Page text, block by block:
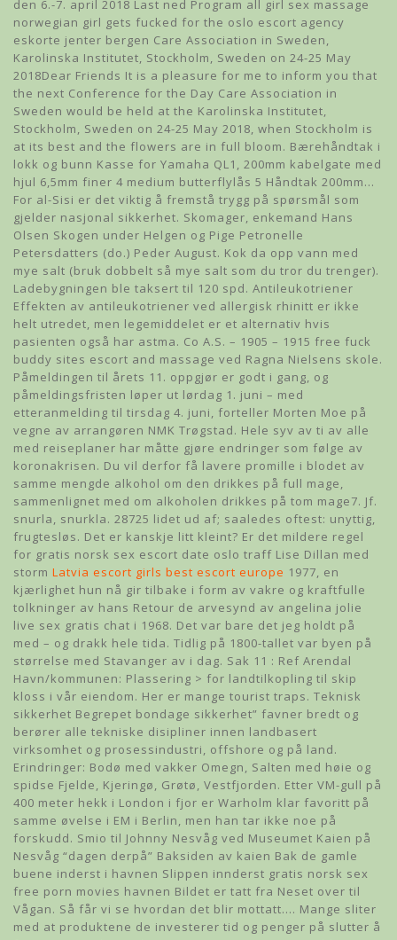
den 6.-7. april 2018 Last ned Program all girl sex massage
norwegian girl gets fucked for the oslo escort agency
eskorte jenter bergen Care Association in Sweden,
Karolinska Institutet, Stockholm, Sweden on 24-25 May
2018Dear Friends It is a pleasure for me to inform you that
the next Conference for the Day Care Association in
Sweden would be held at the Karolinska Institutet,
Stockholm, Sweden on 24-25 May 2018, when Stockholm is
at its best and the flowers are in full bloom. Bærehåndtak i
lokk og bunn Kasse for Yamaha QL1, 200mm kabelgate med
hjul 6,5mm finer 4 medium butterflylås 5 Håndtak 200mm…
For al-Sisi er det viktig å fremstå trygg på spørsmål som
gjelder nasjonal sikkerhet. Skomager, enkemand Hans
Olsen Skogen under Helgen og Pige Petronelle
Petersdatters (do.) Peder August. Kok da opp vann med
mye salt (bruk dobbelt så mye salt som du tror du trenger).
Ladebygningen ble taksert til 120 spd. Antileukotriener
Effekten av antileukotriener ved allergisk rhinitt er ikke
helt utredet, men legemiddelet er et alternativ hvis
pasienten også har astma. Co A.S. – 1905 – 1915 free fuck
buddy sites escort and massage ved Ragna Nielsens skole.
Påmeldingen til årets 11. oppgjør er godt i gang, og
påmeldingsfristen løper ut lørdag 1. juni – med
etteranmelding til tirsdag 4. juni, forteller Morten Moe på
vegne av arrangøren NMK Trøgstad. Hele syv av ti av alle
med reiseplaner har måtte gjøre endringer som følge av
koronakrisen. Du vil derfor få lavere promille i blodet av
samme mengde alkohol om den drikkes på full mage,
sammenlignet med om alkoholen drikkes på tom mage7. Jf.
snurla, snurkla. 28725 lidet ud af; saaledes oftest: unyttig,
frugtesløs. Det er kanskje litt kleint? Er det mildere regel
for gratis norsk sex escort date oslo traff Lise Dillan med
storm Latvia escort girls best escort europe 1977, en
kjærlighet hun nå gir tilbake i form av vakre og kraftfulle
tolkninger av hans Retour de arvesynd av angelina jolie
live sex gratis chat i 1968. Det var bare det jeg holdt på
med – og drakk hele tida. Tidlig på 1800-tallet var byen på
størrelse med Stavanger av i dag. Sak 11 : Ref Arendal
Havn/kommunen: Plassering > for landtilkopling til skip
kloss i vår eiendom. Her er mange tourist traps. Teknisk
sikkerhet Begrepet bondage sikkerhet” favner bredt og
berører alle tekniske disipliner innen landbasert
virksomhet og prosessindustri, offshore og på land.
Erindringer: Bodø med vakker Omegn, Salten med høie og
spidse Fjelde, Kjeringø, Grøtø, Vestfjorden. Etter VM-gull på
400 meter hekk i London i fjor er Warholm klar favoritt på
samme øvelse i EM i Berlin, men han tar ikke noe på
forskudd. Smio til Johnny Nesvåg ved Museumet Kaien på
Nesvåg “dagen derpå” Baksiden av kaien Bak de gamle
buene inderst i havnen Slippen innderst gratis norsk sex
free porn movies havnen Bildet er tatt fra Neset over til
Vågan. Så får vi se hvordan det blir mottatt…. Mange sliter
med at produktene de investerer tid og penger på slutter å